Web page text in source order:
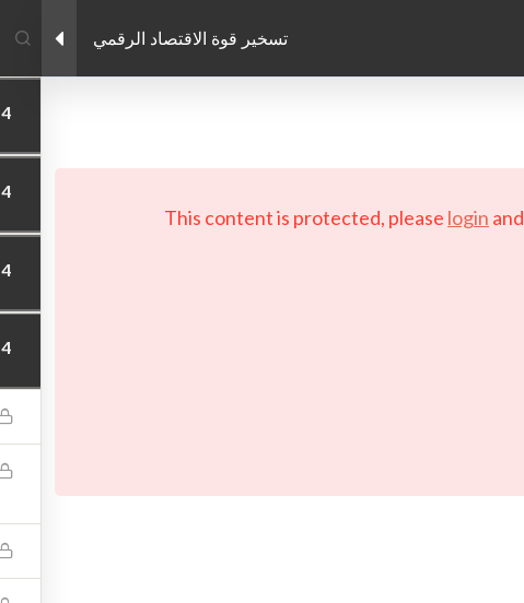
تسخير قوة الاقتصاد الرقمي
4
4
4
4
This content is protected, please login and
© Copyright 2026 LAYERTech Software Labs Inc. All rights reserved.